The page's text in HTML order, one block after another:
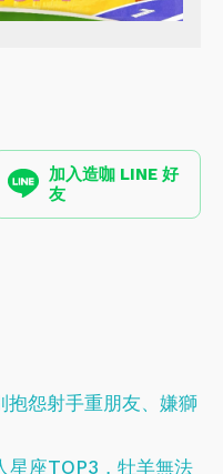
加入造咖 LINE 好
友
抱怨射手重朋友、嫌獅
星座TOP3，牡羊無法